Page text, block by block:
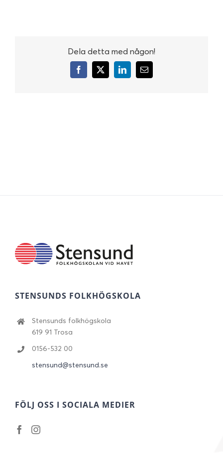
Dela detta med någon!
Facebook
X LinkedIn
E-
STENSUNDS FOLKHÖGSKOLA
Stensunds folkhögskola
619 91 Trosa
0156-532 00
stensund@stensund.se
FÖLJ OSS I SOCIALA MEDIER